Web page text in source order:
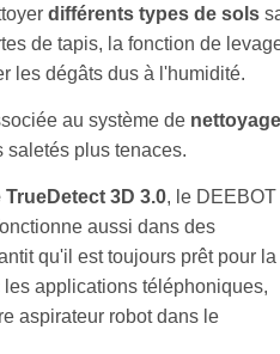
différents types de sols
de tapis, la fonction de
les dégâts dus à l'humidité.
au système de nettoyage
saletés plus tenaces.
3D 3.0, le DEEBOT
aussi dans des
qu'il est toujours prêt pour la
applications téléphoniques,
aspirateur robot dans le